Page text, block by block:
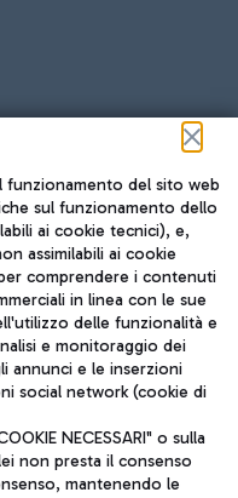
funzionamento del sito web
sul funzionamento dello
ai cookie tecnici), e,
assimilabili ai cookie
comprendere i contenuti
in linea con le sue
delle funzionalità e
e monitoraggio dei
annunci e le inserzioni
social network (cookie di
NECESSARI" o sulla
non presta il consenso
mantenendo le